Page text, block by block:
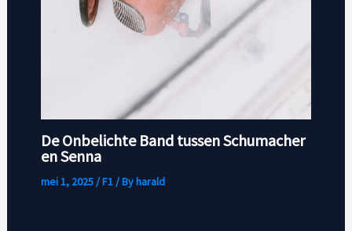
De Onbelichte Band tussen Schumacher
en Senna
mei 1, 2025/F1/ By harald